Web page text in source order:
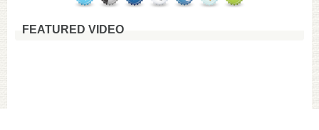
FEATURED VIDEO